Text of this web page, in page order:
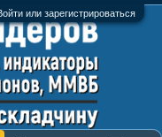
или зарегистрироваться